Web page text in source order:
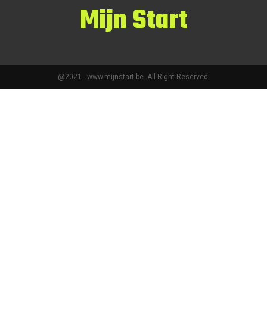
Mijn Start
@2021 - www.mijnstart.be. All Right Reserved.